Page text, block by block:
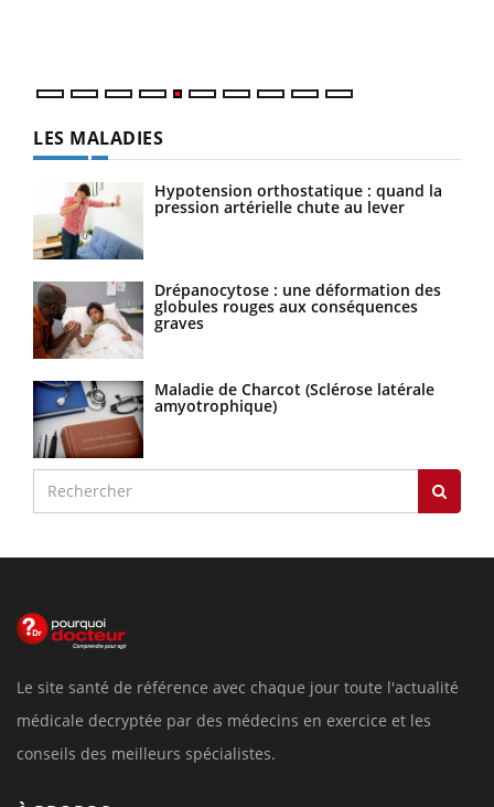
LES MALADIES
Hypotension orthostatique : quand la
pression artérielle chute au lever
Drépanocytose : une déformation des
globules rouges aux conséquences
graves
Maladie de Charcot (Sclérose latérale
amyotrophique)
Le site santé de référence avec chaque jour toute l'actualité
médicale decryptée par des médecins en exercice et les
conseils des meilleurs spécialistes.